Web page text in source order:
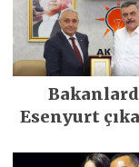
Esenyurt